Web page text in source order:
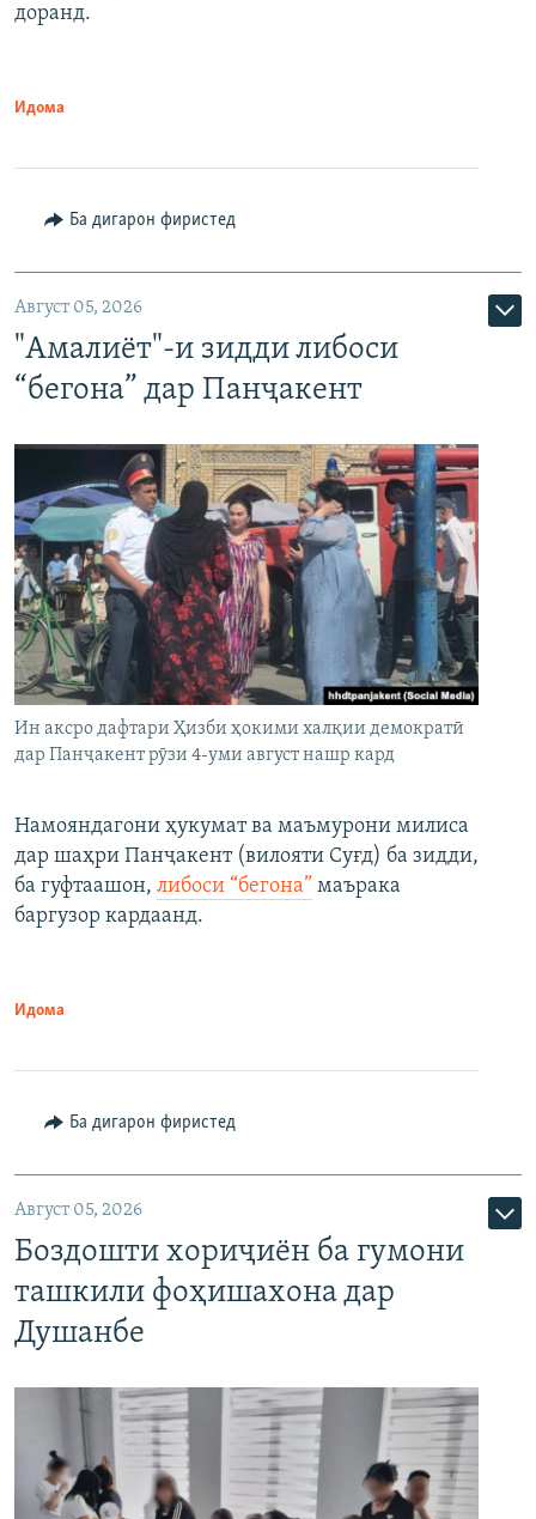
доранд.
Идома
Ба дигарон фиристед
Август 05, 2026
"Амалиёт"-и зидди либоси
“бегона” дар Панҷакент
Ин аксро дафтари Ҳизби ҳокими халқии демократӣ
дар Панҷакент рӯзи 4-уми август нашр кард
Намояндагони ҳукумат ва маъмурони милиса
дар шаҳри Панҷакент (вилояти Суғд) ба зидди,
ба гуфтаашон, либоси “бегона” маърака
баргузор кардаанд.
Идома
Ба дигарон фиристед
Август 05, 2026
Боздошти хориҷиён ба гумони
ташкили фоҳишахона дар
Душанбе